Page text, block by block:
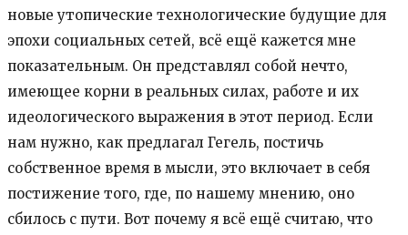
новые утопические технологические будущие для
эпохи социальных сетей, всё ещё кажется мне
показательным. Он представлял собой нечто,
имеющее корни в реальных силах, работе и их
идеологического выражения в этот период. Если
нам нужно, как предлагал Гегель, постичь
собственное время в мысли, это включает в себя
постижение того, где, по нашему мнению, оно
сбилось с пути. Вот почему я всё ещё считаю, что